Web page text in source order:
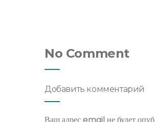
No Comment
Добавить комментарий